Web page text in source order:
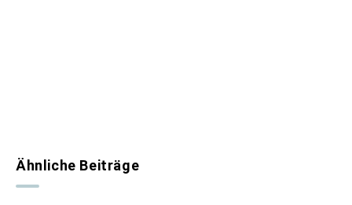
Ähnliche Beiträge